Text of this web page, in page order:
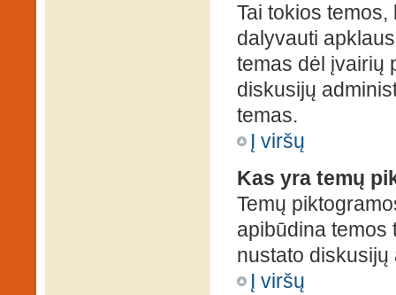
Tai tokios
dalyvauti
temas dėl įvairių
diskusijų
temas.
Į viršų
Kas yra temų
Temų
apibūdina temos
nustato
Į viršų